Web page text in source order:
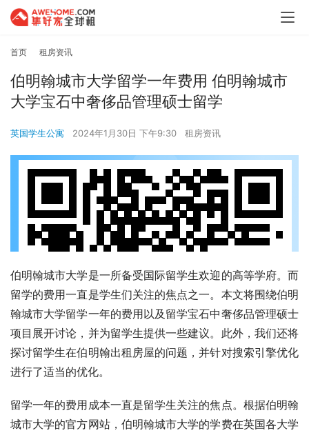
首页 租房资讯
伯明翰城市大学留学一年费用 伯明翰城市
大学宝石中奢侈品管理硕士留学
英国学生公寓 2024年1月30日 下午9:30 租房资讯
伯明翰城市大学是一所备受国际留学生欢迎的高等学府。而
留学的费用一直是学生们关注的焦点之一。本文将围绕伯明
翰城市大学留学一年的费用以及留学宝石中奢侈品管理硕士
项目展开讨论，并为留学生提供一些建议。此外，我们还将
探讨留学生在伯明翰出租房屋的问题，并针对搜索引擎优化
进行了适当的优化。
留学一年的费用成本一直是留学生关注的焦点。根据伯明翰
城市大学的官方网站，伯明翰城市大学的学费在英国各大学